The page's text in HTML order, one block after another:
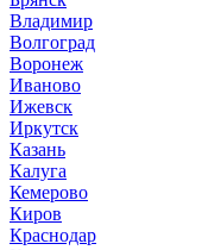
Владимир
Волгоград
Воронеж
Иваново
Ижевск
Иркутск
Казань
Калуга
Кемерово
Киров
Краснодар